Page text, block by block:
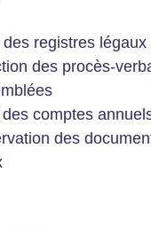
des registres légaux
des procès-
comptes
des